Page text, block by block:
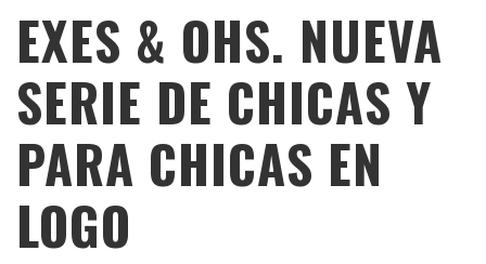
EXES & OHS. NUEVA
SERIE DE CHICAS Y
PARA CHICAS EN
LOGO